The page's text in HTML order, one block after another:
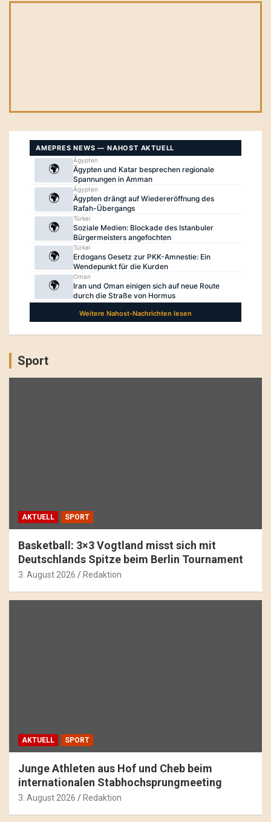
Sport
AKTUELL SPORT
Basketball: 3×3 Vogtland misst sich mit
Deutschlands Spitze beim Berlin Tournament
3. August 2026 Redaktion
AKTUELL SPORT
Junge Athleten aus Hof und Cheb beim
internationalen Stabhochsprungmeeting
3. August 2026 Redaktion